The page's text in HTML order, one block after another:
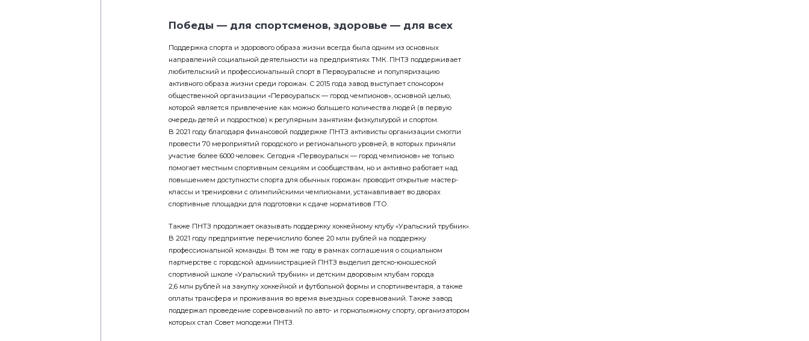
Победы — для спортсменов, здоровье — для всех
Поддержка спорта и здорового образа жизни всегда была одним из основных
направлений социальной деятельности на предприятиях ТМК. ПНТЗ поддерживает
любительский и профессиональный спорт в Первоуральске и популяризацию
активного образа жизни среди горожан. С 2015 года завод выступает спонсором
общественной организации «Первоуральск — город чемпионов», основной целью,
которой является привлечение как можно большего количества людей (в первую
очередь детей и подростков) к регулярным занятиям физкультурой и спортом.
В 2021 году благодаря финансовой поддержке ПНТЗ активисты организации смогли
провести 70 мероприятий городского и регионального уровней, в которых приняли
участие более 6000 человек. Сегодня «Первоуральск — город чемпионов» не только
помогает местным спортивным секциям и сообществам, но и активно работает над
повышением доступности спорта для обычных горожан: проводит открытые мастер-
классы и тренировки с олимпийскими чемпионами, устанавливает во дворах
спортивные площадки для подготовки к сдаче нормативов ГТО.
Также ПНТЗ продолжает оказывать поддержку хоккейному клубу «Уральский трубник».
В 2021 году предприятие перечислило более 20 млн рублей на поддержку
профессиональной команды. В том же году в рамках соглашения о социальном
партнерстве с городской администрацией ПНТЗ выделил детско-юношеской
спортивной школе «Уральский трубник» и детским дворовым клубам города
2,6 млн рублей на закупку хоккейной и футбольной формы и спортинвентаря, а также
оплаты трансфера и проживания во время выездных соревнований. Также завод
поддержал проведение соревнований по авто- и горнолыжному спорту, организатором
которых стал Совет молодежи ПНТЗ.